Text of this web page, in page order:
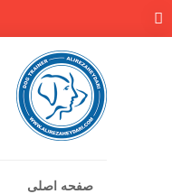
صفحه اصلی